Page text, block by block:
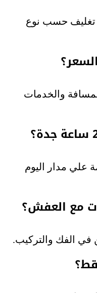
تغليف حسب نوع
والخدمات
علي مدار اليوم
مع العفش؟
في الفك والتركيب.